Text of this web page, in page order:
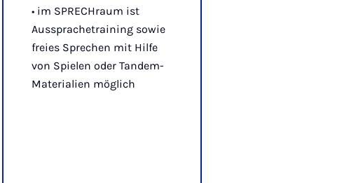
• im SPRECHraum ist
Aussprachetraining sowie
freies Sprechen mit Hilfe
von Spielen oder Tandem-
Materialien möglich